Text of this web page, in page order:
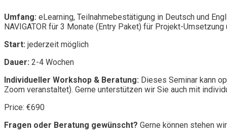
Umfang: eLearning, Teilnahmebestätigung in Deutsch und
NAVIGATOR für 3 Monate (Entry Paket) für Projekt-
Start: jederzeit möglich
Dauer: 2-4 Wochen
Individueller Workshop & Beratung: Dieses Seminar kann
Zoom veranstaltet). Gerne unterstützen wir Sie auch mit
Price: €690
Fragen oder Beratung gewünscht? Gerne können stehen